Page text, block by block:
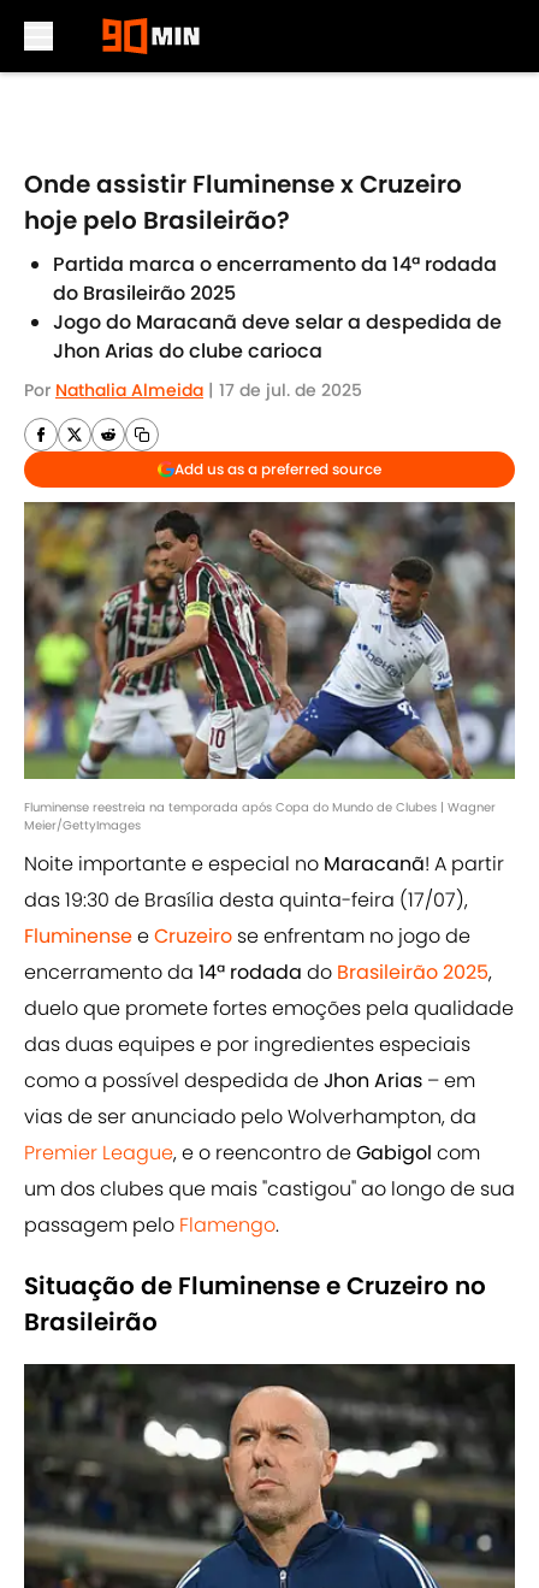
Onde assistir Fluminense x Cruzeiro
hoje pelo Brasileirão?
Partida marca o encerramento da 14ª rodada
do Brasileirão 2025
Jogo do Maracanã deve selar a despedida de
Jhon Arias do clube carioca
Por Nathalia Almeida | 17 de jul. de 2025
Add us as a preferred source
Fluminense reestreia na temporada após Copa do Mundo de Clubes | Wagner
Meier/GettyImages
Noite importante e especial no Maracanã! A partir
das 19:30 de Brasília desta quinta-feira (17/07),
FluminenseeCruzeiro se enfrentam no jogo de
encerramento da 14ª rodada do Brasileirão 2025,
duelo que promete fortes emoções pela qualidade
das duas equipes e por ingredientes especiais
como a possível despedida deJhon Arias – em
vias de ser anunciado pelo Wolverhampton, da
Premier League, e o reencontro deGabigol com
um dos clubes que mais "castigou" ao longo de sua
passagem pelo Flamengo.
Situação de Fluminense e Cruzeiro no
Brasileirão